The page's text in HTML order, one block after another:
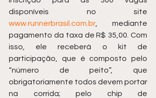
www.runnerbrasil.com.br , mediante
pagamento da taxa de R$ 35,00. Com
isso, ele receberá o kit de
participação, que é composto pelo
“número de peito”, que
obrigatoriamente todos devem portar
na corrida; pelo chip de